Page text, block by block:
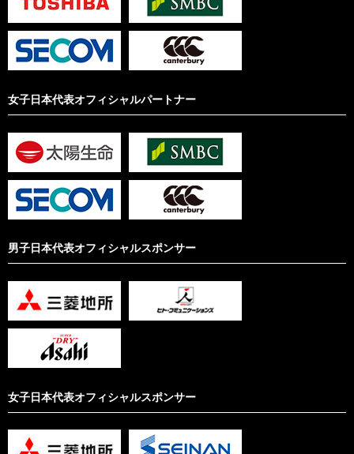
女子日本代表オフィシャルパートナー
男子日本代表オフィシャルスポンサー
女子日本代表オフィシャルスポンサー